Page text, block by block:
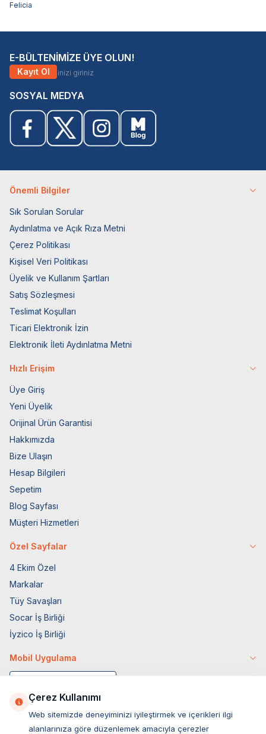
Felicia
E-BÜLTENİMİZE ÜYE OLUN!
Kayıt Ol
SOSYAL MEDYA
Önemli Bilgiler
Sık Sorulan Sorular
Aydınlatma ve Açık Rıza Metni
Çerez Politikası
Kişisel Veri Politikası
Üyelik ve Kullanım Şartları
Satış Sözleşmesi
Teslimat Koşulları
Ticari Elektronik İzin
Elektronik İleti Aydınlatma Metni
Hızlı Erişim
Üye Giriş
Yeni Üyelik
Orijinal Ürün Garantisi
Hakkımızda
Bize Ulaşın
Hesap Bilgileri
Sepetim
Blog Sayfası
Müşteri Hizmetleri
Özel Sayfalar
4 Ekim Özel
Markalar
Tüy Savaşları
Socar İş Birliği
İyzico İş Birliği
Mobil Uygulama
Çerez Kullanımı
Web sitemizde deneyiminizi iyileştirmek ve içerikleri ilgi
alanlarınıza göre düzenlemek amacıyla çerezler